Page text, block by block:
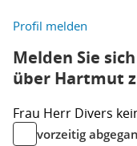
Profil melden
Melden Sie
über Hartmut
Frau Herr Divers
vorzeitig